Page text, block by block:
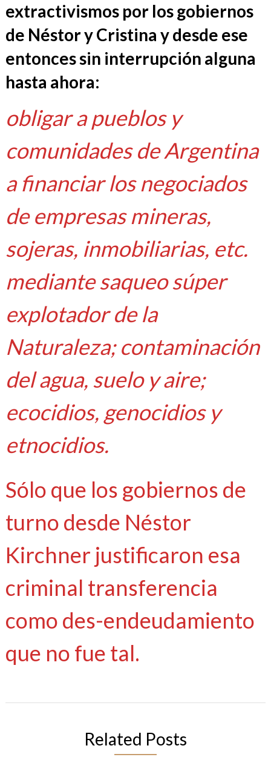
extractivismos por los gobiernos
de Néstor y Cristina y desde ese
entonces sin interrupción alguna
hasta ahora:
obligar a pueblos y
comunidades de Argentina
a financiar los negociados
de empresas mineras,
sojeras, inmobiliarias, etc.
mediante saqueo súper
explotador de la
Naturaleza; contaminación
del agua, suelo y aire;
ecocidios, genocidios y
etnocidios.
Sólo que los gobiernos de
turno desde Néstor
Kirchner justificaron esa
criminal transferencia
como des-endeudamiento
que no fue tal.
Related Posts